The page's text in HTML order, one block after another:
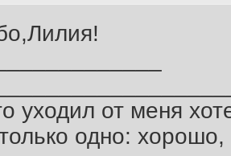
уходил от меня
одно: